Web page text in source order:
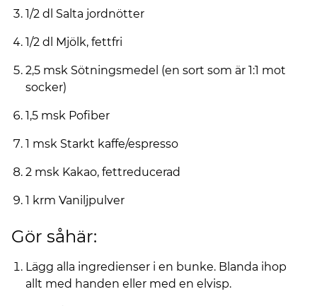
1/2 dl Salta jordnötter
1/2 dl Mjölk, fettfri
2,5 msk Sötningsmedel (en sort som är 1:1 mot
socker)
1,5 msk Pofiber
1 msk Starkt kaffe/espresso
2 msk Kakao, fettreducerad
1 krm Vaniljpulver
Gör såhär:
Lägg alla ingredienser i en bunke. Blanda ihop
allt med handen eller med en elvisp.